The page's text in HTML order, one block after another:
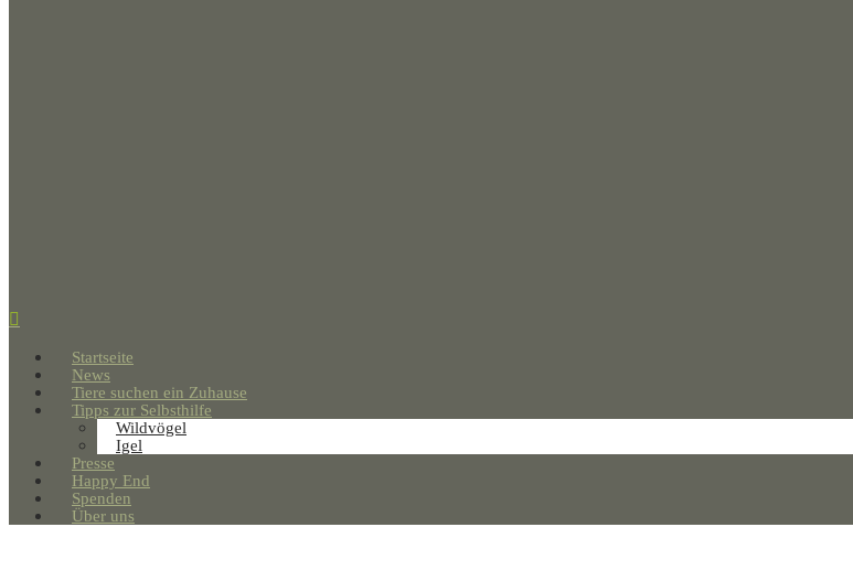
Startseite
News
Tiere suchen ein Zuhause
Tipps zur Selbsthilfe
Wildvögel
Igel
Presse
Happy End
Spenden
Über uns